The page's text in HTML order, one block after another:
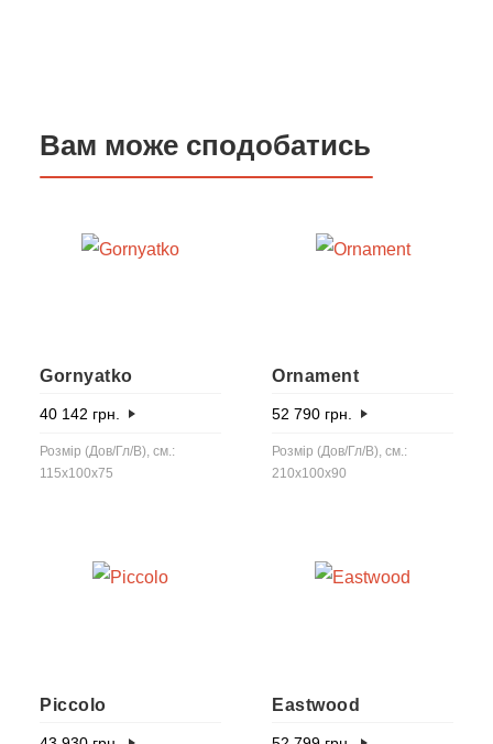
Вам може сподобатись
Gornyatko
40 142 грн.
Розмір (Дов/Гл/В), см.:
115x100x75
Ornament
52 790 грн.
Розмір (Дов/Гл/В), см.:
210x100x90
Piccolo Eastwood